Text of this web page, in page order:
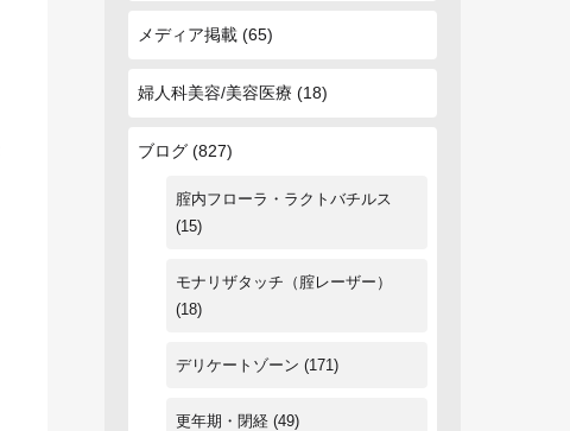
メディア掲載 (65)
婦人科美容/美容医療 (18)
ブログ (827)
腟内フローラ・ラクトバチルス
(15)
モナリザタッチ（腟レーザー）
(18)
デリケートゾーン (171)
更年期・閉経 (49)